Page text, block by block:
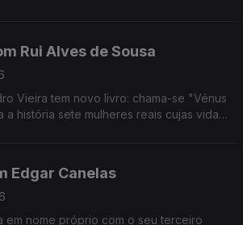
Rui Alves de Sousa
Vieira tem novo livro: chama-se "Vénus
a história sete mulheres reais cujas vidas
Edgar Canelas
em nome próprio com o seu terceiro